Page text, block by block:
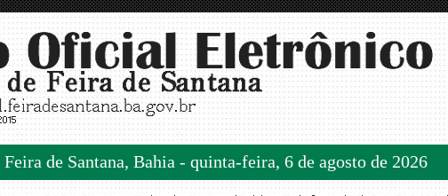
Feira de Santana, Bahia - quinta-feira, 6 de agosto de 2026